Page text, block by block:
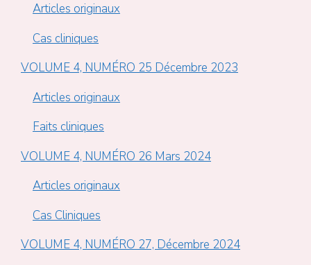
Articles originaux
Cas cliniques
VOLUME 4, NUMÉRO 25 Décembre 2023
Articles originaux
Faits cliniques
VOLUME 4, NUMÉRO 26 Mars 2024
Articles originaux
Cas Cliniques
VOLUME 4, NUMÉRO 27, Décembre 2024